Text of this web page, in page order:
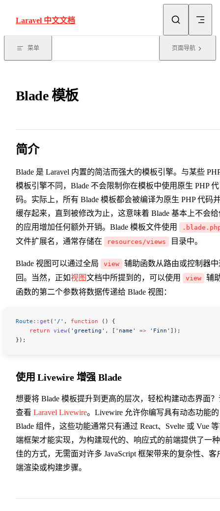
Laravel 中文文档
菜单 页面导航
Blade 模板
简介
Blade 是 Laravel 内置的简洁而强大的模板引擎。与某些
模板引擎不同，Blade 不会限制你在模板中使用原生 PHP 代
码。实际上，所有 Blade 模板都会被编译为原生 PHP 代码
缓存起来，直到被修改为止，这意味着 Blade 基本上不会给
的应用增加任何额外开销。Blade 模板文件使用
文件扩展名，通常存储在 resources/views 目录中。
Blade 视图可以通过全局 view
辅助函数从路由或控制器中
回。当然，正如视图文档中所提到的，可以使用 view
辅
函数的第二个参数将数据传递给 Blade 视图：
Route :: get ( '/' , function () {
    return
view( 'greeting' , [ 'name' => 'Finn' ]);
});
使用 Livewire 增强 Blade
想要将 Blade 模板提升到更高的层次，轻松构建动态界面？
查看 Laravel Livewire。Livewire 允许你编写具有动态功能的
Blade 组件，这些功能通常只有通过 React、Svelte 或 Vue
端框架才能实现，为构建现代的、响应式的前端提供了一
佳的方式，无需面对许多 JavaScript 框架带来的复杂性、客
端渲染或构建步骤。